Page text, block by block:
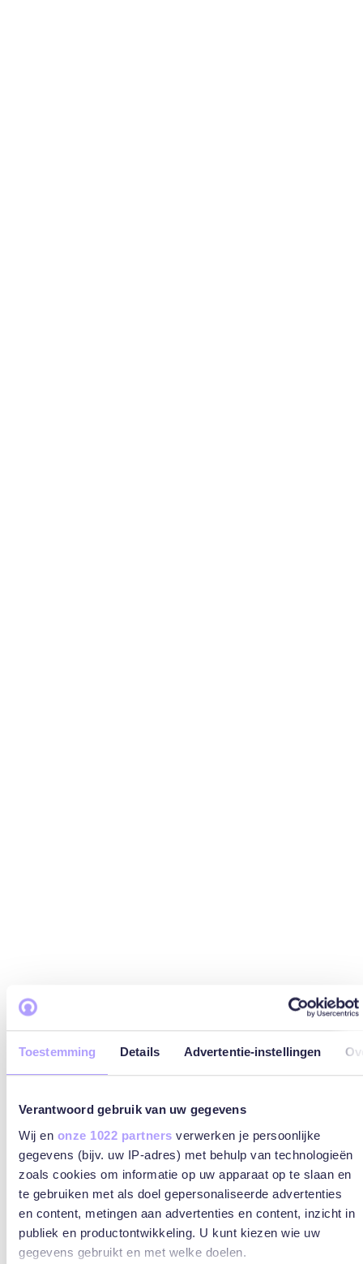
Toestemming Details Advertentie-instellingen
Verantwoord gebruik van uw gegevens
Wij en onze 1022 partners verwerken je persoonlijke
gegevens (bijv. uw IP-adres) met behulp van technologieën
zoals cookies om informatie op uw apparaat op te slaan en
te gebruiken met als doel gepersonaliseerde advertenties
en content, metingen aan advertenties en content, inzicht in
publiek en productontwikkeling. U kunt kiezen wie uw
gegevens gebruikt en met welke doelen.